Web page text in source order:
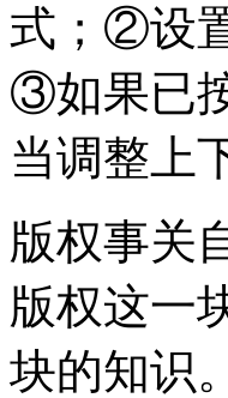
式；②设
③如果已
当调整上
版权事关
版权这一
块的知识